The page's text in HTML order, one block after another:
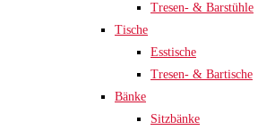
Tresen- & Barstühle
Tische
Esstische
Tresen- & Bartische
Bänke
Sitzbänke